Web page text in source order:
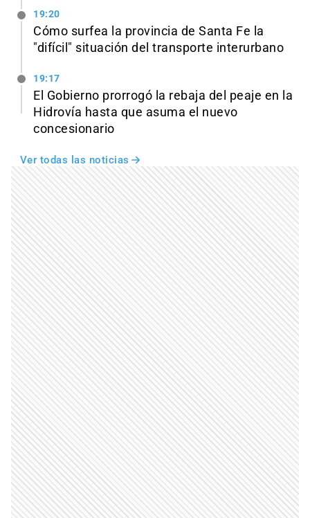
19:20
Cómo surfea la provincia de Santa Fe la
"difícil" situación del transporte interurbano
19:17
El Gobierno prorrogó la rebaja del peaje en la
Hidrovía hasta que asuma el nuevo
concesionario
Ver todas las noticias